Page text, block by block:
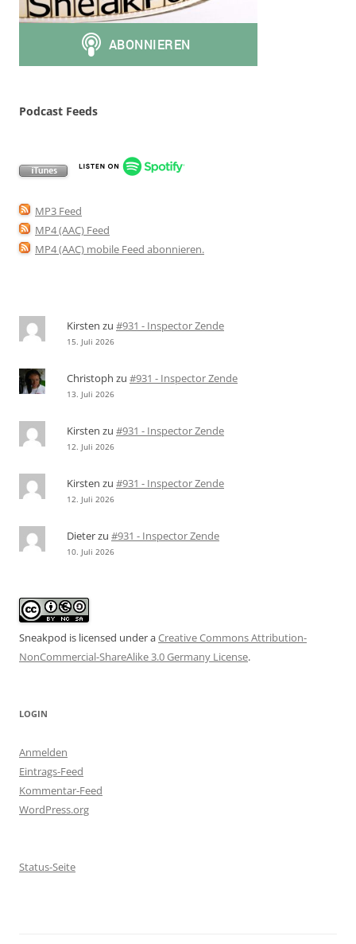
Podcast Feeds
MP3 Feed
MP4 (AAC) Feed
MP4 (AAC) mobile Feed abonnieren.
Kirsten zu #931 - Inspector Zende
15. Juli 2026
Christoph zu #931 - Inspector Zende
13. Juli 2026
Kirsten zu #931 - Inspector Zende
12. Juli 2026
Kirsten zu #931 - Inspector Zende
12. Juli 2026
Dieterzu #931 - Inspector Zende
10. Juli 2026
Sneakpod is licensed under aCreative Commons Attribution-
NonCommercial-ShareAlike 3.0 Germany License.
LOGIN
Anmelden
Eintrags-Feed
Kommentar-Feed
WordPress.org
Status-Seite